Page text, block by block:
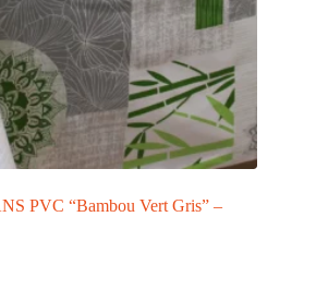
PVC “Bambou Vert Gris” –